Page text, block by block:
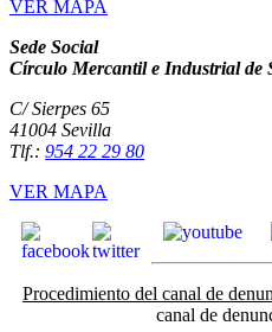
VER MAPA
Sede Social
Círculo Mercantil e Industrial de
C/ Sierpes 65
41004 Sevilla
Tlf.: 954 22 29 80
VER MAPA
Procedimiento del canal de
canal de